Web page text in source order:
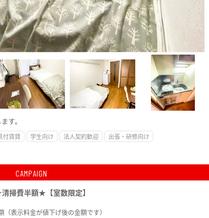
す。
付賃貸 学生向け 法人契約歓迎
出張・研修向け
CAMPAIGN
掃費半額★【室数限定】
（表示料金が値下げ後の金額です）